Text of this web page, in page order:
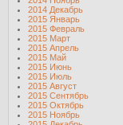
2014 Декабрь
2015 Январь
2015 Февраль
2015 Март
2015 Апрель
2015 Май
2015 Июнь
2015 Июль
2015 Август
2015 Сентябрь
2015 Октябрь
2015 Ноябрь